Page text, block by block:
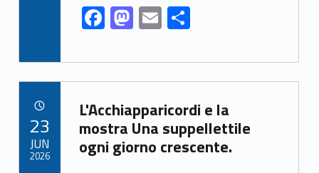
F
ac
e
b
o
o
k
M
as
to
d
o
n
E
m
ai
l
S
ar
e
Link identifier archive #link-archive-31644
L'Acchiapparicordi e la
mostra Una suppellettile
ogni giorno crescente.
23
JUN
2026